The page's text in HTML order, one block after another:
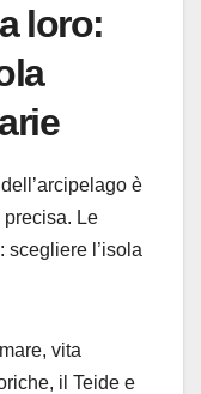
loro:
è
Le
l’isola
vita
il Teide e